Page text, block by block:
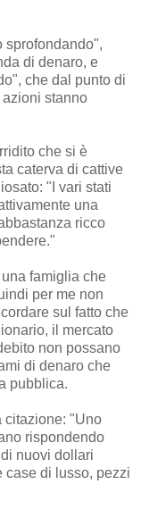
sprofondando",
di denaro, e
che dal punto di
stanno
che si è
caterva di cattive
"I vari stati
una
ricco
famiglia che
per me non
sul fatto che
il mercato
non possano
di denaro che
pubblica.
citazione: "Uno
rispondendo
nuovi dollari
case di lusso, pezzi